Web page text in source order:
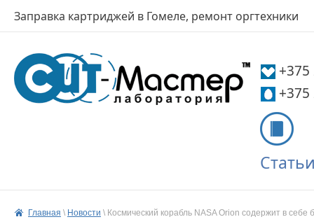
Заправка картриджей в Гомеле, ремонт оргтехники
Главная \ Новости \ Космический корабль NASA Orion содержит в